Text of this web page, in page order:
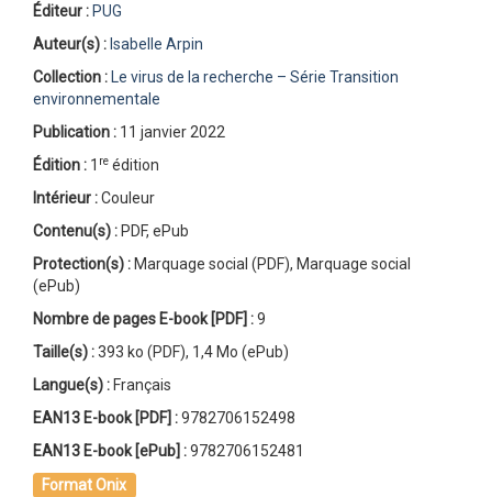
Éditeur : PUG
Auteur(s) : Isabelle Arpin
Collection : Le virus de la recherche – Série Transition
environnementale
Publication : 11 janvier 2022
Édition : 1 re édition
Intérieur :Couleur
Contenu(s) : PDF, ePub
Protection(s) : Marquage social (PDF), Marquage social
(ePub)
Nombre de pages E-book [PDF] :9
Taille(s) :393 ko (PDF), 1,4 Mo (ePub)
Langue(s) : Français
EAN13 E-book [PDF] :9782706152498
EAN13 E-book [ePub] :9782706152481
Format Onix